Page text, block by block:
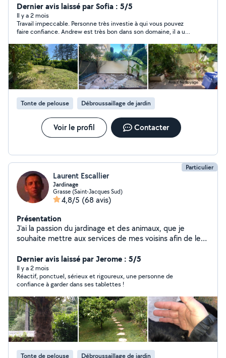
d'un savoir-faire polyvalent, notre équipe intervient avec
rigueur et efficacité dans trois domaines clés :
l'entretien d'espaces verts, le nettoyage haute pression
et le ménage de vos appartements, maison, bureau et
airbnb. Je vous propose également de pouvoir
bénéficier de L'Avance immédiate du crédit d'impôt qui
est un service gratuit, optionnel et 100% numérique mis
en place par l'Urssaf, qui permet donc la déduction
immédiate du crédit d'impôt de 50% lors du paiement
d'une facture de services à la personne. Ce qui vous
permettra de ne payer que la moitié de votre facture.
Dernier avis laissé par Sofia : 5/5
Il y a 2 mois
Travail impeccable. Personne très investie à qui vous pouvez
faire confiance. Andrew est très bon dans son domaine, il a une
recommande fortement.
Tonte de pelouse Débroussaillage de jardin
Voir le profil Contacter
Particulier
Laurent Escallier
Jardinage
Grasse (Saint-Jacques Sud)
4,8/5 (68 avis)
Présentation
J'ai la passion du jardinage et des animaux, que je
souhaite mettre aux services de mes voisins afin de les
Dernier avis laissé par Jerome : 5/5
Il y a 2 mois
Réactif, ponctuel, sérieux et rigoureux, une personne de
confiance à garder dans ses tablettes !
Tonte de pelouse Débroussaillage de jardin